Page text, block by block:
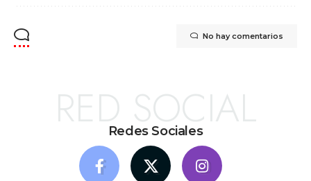
No hay comentarios
Redes Sociales
RED SOCIAL